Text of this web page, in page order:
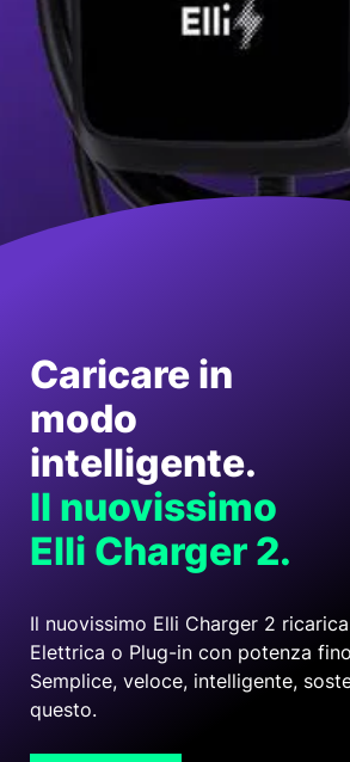
Caricare in
modo
intelligente.
Il nuovissimo
Elli Charger 2.
Il nuovissimo Elli Charger 2
Elettrica o Plug-in con potenza
Semplice, veloce, intelligente,
questo.